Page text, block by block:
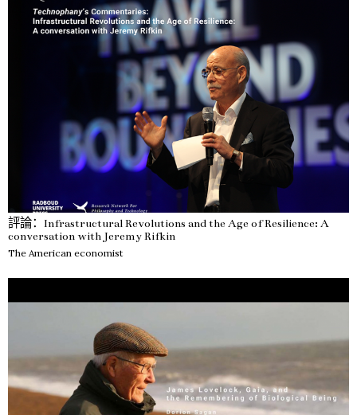
評論：Infrastructural Revolutions and the Age of Resilience: A
conversation with Jeremy Rifkin
The American economist